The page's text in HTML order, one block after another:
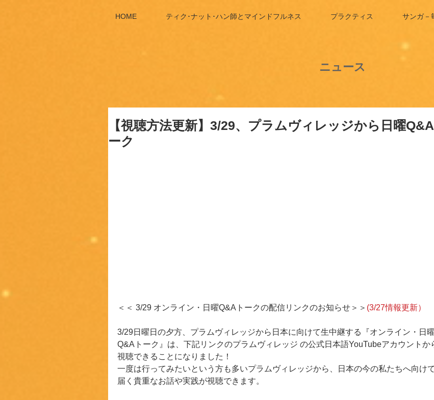
HOME ティク･ナット･ハン師とマインドフルネス プラクティス サンガ－
ニュース
【視聴方法更新】3/29、プラムヴィレッジから日曜
ーク
＜＜ 3/29 オンライン・日曜Q&Aトークの配信リンクのお知らせ＞＞ (3/27情報更新）
3/29日曜日の夕方、プラムヴィレッジから日本に向けて生中継する『オンライン・日曜
Q&Aトーク』は、下記リンクのプラムヴィレッジ の公式日本語YouTubeアカウントか
視聴できることになりました！
一度は行ってみたいという方も多いプラムヴィレッジから、日本の今の私たちへ向けて
届く貴重なお話や実践が視聴できます。